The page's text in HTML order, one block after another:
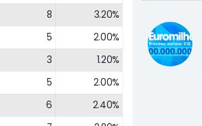
8
3.20%
5
2.00%
3
1.20%
5
2.00%
6
2.40%